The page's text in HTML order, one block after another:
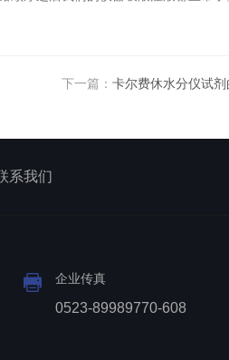
下一篇： 卡尔费休水分仪试
系我们
企业传真
0523-89989770-608